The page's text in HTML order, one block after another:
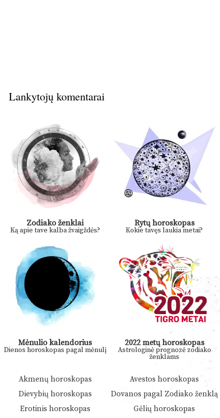
Lankytojų komentarai
Zodiako ženklai
Ką apie tave kalba žvaigždės?
Rytų horoskopas
Kokie tavęs laukia metai?
Mėnulio kalendorius
Dienos horoskopas pagal mėnulį
2022 metų horoskopas
Astrologinė prognozė zodiako
ženklams
Akmenų horoskopas
Avestos horoskopas
Dievybių horoskopas
Dovanos pagal Zodiako ženklą
Erotinis horoskopas
Gėlių horoskopas